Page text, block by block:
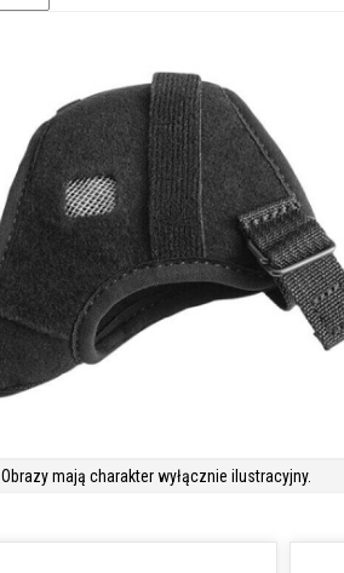
Obrazy mają charakter wyłącznie ilustracyjny.